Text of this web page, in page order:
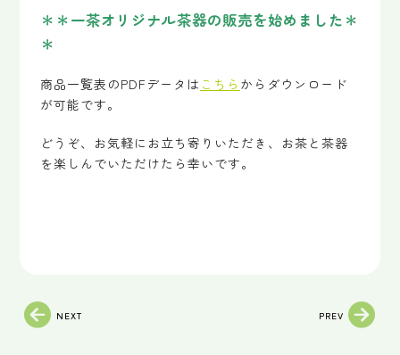
＊＊一茶オリジナル茶器の販売を始めました＊
＊
商品一覧表のPDFデータは こちら からダウンロード
が可能です。
どうぞ、お気軽にお立ち寄りいただき、お茶と茶器
を楽しんでいただけたら幸いです。
NEXT PREV